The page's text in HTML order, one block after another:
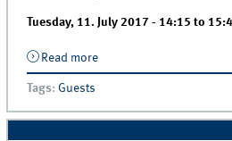
Tuesday, 11. July 2017 - 14:15 to
Read moreabout Guest lecture by
Tags: Guests